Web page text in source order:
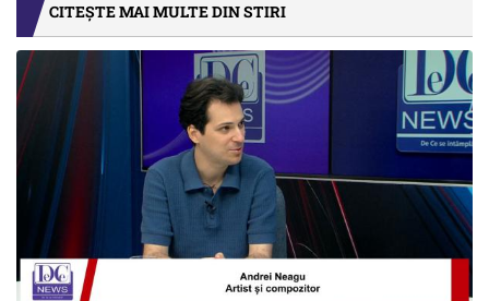
CITEȘTE MAI MULTE DIN STIRI